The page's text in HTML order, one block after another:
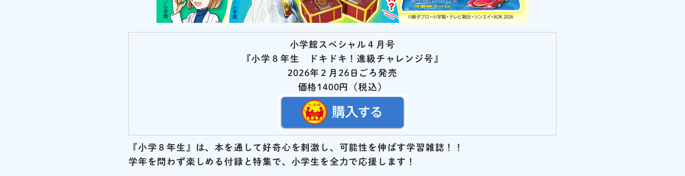
小学館スペシャル４月号
『小学８年生 ドキドキ！進級チャレンジ号 』
2026年２月26 日ごろ発売
価格1400円
（税込）
『小学８年生』は、本を通して好奇心を刺激し、 可能性を伸ばす学習雑誌！！
学年を問わず楽しめる付録と特集で、小学生を全力で応援します！